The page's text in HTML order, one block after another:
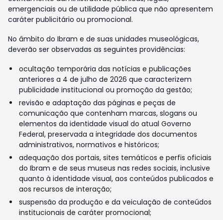
emergenciais ou de utilidade pública que não apresentem
caráter publicitário ou promocional.
No âmbito do Ibram e de suas unidades museológicas,
deverão ser observadas as seguintes providências:
ocultação temporária das notícias e publicações
anteriores a 4 de julho de 2026 que caracterizem
publicidade institucional ou promoção da gestão;
revisão e adaptação das páginas e peças de
comunicação que contenham marcas, slogans ou
elementos da identidade visual do atual Governo
Federal, preservada a integridade dos documentos
administrativos, normativos e históricos;
adequação dos portais, sites temáticos e perfis oficiais
do Ibram e de seus museus nas redes sociais, inclusive
quanto à identidade visual, aos conteúdos publicados e
aos recursos de interação;
suspensão da produção e da veiculação de conteúdos
institucionais de caráter promocional;